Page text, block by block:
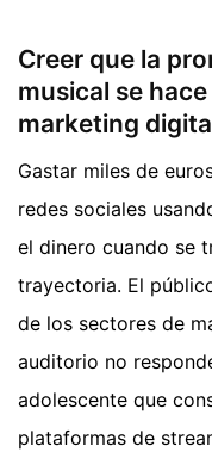
Creer que la
musical se
marketing
Gastar miles de
redes sociales
el dinero cuando se
trayectoria. El
de los sectores de
auditorio no
adolescente que
plataformas de